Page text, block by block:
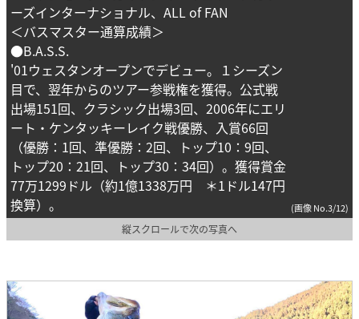
ーズインターナショナル、ALL of FAN
＜バスマスター通算成績＞
●B.A.S.S.
'01ウェスタンオープンでデビュー。１シーズン
目で、翌年からのツアー参戦権を獲得。公式戦
出場151回、クラシック出場3回、2006年にエリ
ート・ケンタッキーレイク戦優勝、入賞66回
（優勝：1回、準優勝：2回、トップ10：9回、
トップ20：21回、トップ30：34回）。獲得賞金
77万1299ドル（約1億1338万円 ＊1ドル147円
換算）。
(画像 No.3/12)
縦スクロールで次の写真へ